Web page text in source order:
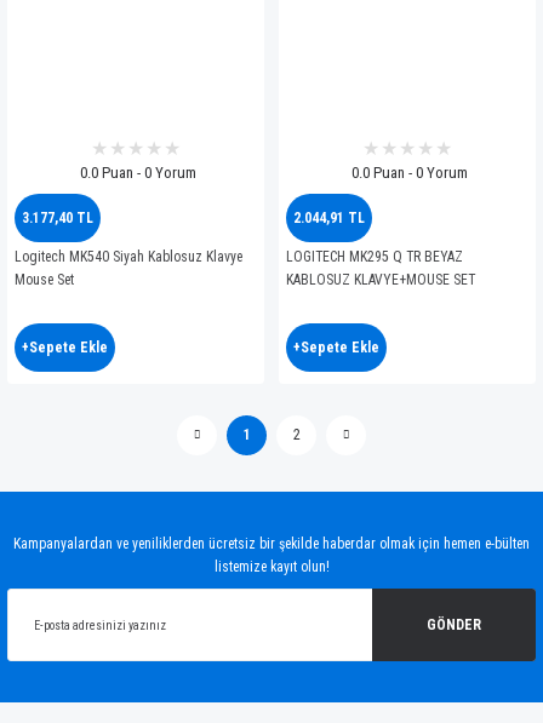
0.0 Puan - 0 Yorum
3.177,40 TL
Logitech MK540 Siyah Kablosuz Klavye
Mouse Set
+Sepete Ekle
0.0 Puan - 0 Yorum
2.044,91 TL
LOGITECH MK295 Q TR BEYAZ
KABLOSUZ KLAVYE+MOUSE SET
+Sepete Ekle
1 2
Kampanyalardan ve yeniliklerden ücretsiz bir şekilde haberdar olmak için hemen e-bülten
listemize kayıt olun!
GÖNDER